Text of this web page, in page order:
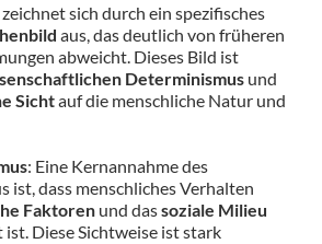
sich durch ein spezifisches
aus, das deutlich von früheren
abweicht. Dieses Bild ist
Determinismusund
Sichtauf die menschliche Natur und
: Eine Kernannahme des
ist, dass menschliches Verhalten
Faktorenund dassoziale Milieu
Diese Sichtweise ist stark